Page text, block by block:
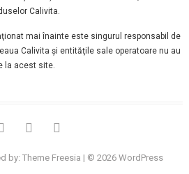
Calivita.
mai înainte este singurul responsabil de
Calivita şi entităţile sale operatoare nu au
la acest site.
facebookinstagram
by:Theme Freesia | © 2026WordPress